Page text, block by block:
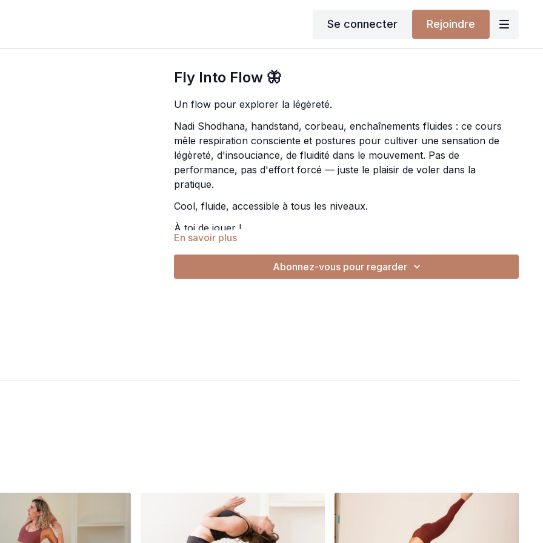
Se connecter Rejoindre
Fly Into Flow 🦋
Un flow pour explorer la légèreté.
Nadi Shodhana, handstand, corbeau, enchaînements fluides : ce cours
mêle respiration consciente et postures pour cultiver une sensation de
légèreté, d'insouciance, de fluidité dans le mouvement. Pas de
performance, pas d'effort forcé — juste le plaisir de voler dans la
pratique.
Cool, fluide, accessible à tous les niveaux.
À toi de jouer !
En savoir plus
Abonnez-vous pour regarder